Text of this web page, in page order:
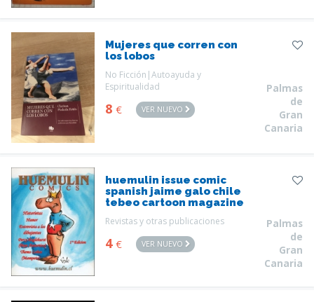
Mujeres que corren con
los lobos
No Ficción|Autoayuda y
Espiritualidad
8 € VER NUEVO
Palmas
de
Gran
Canaria
huemulin issue comic
spanish jaime galo chile
tebeo cartoon magazine
Revistas y otras publicaciones
4 € VER NUEVO
Palmas
de
Gran
Canaria